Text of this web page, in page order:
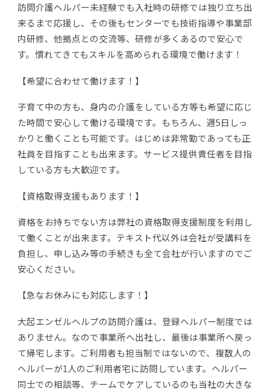
訪問介護ヘルパー未経験でも入社時の研修では独り立ち出
来るまで応援し、その後もセンターでも技術指導や事業部
内研修、他拠点との交流等、研修が多くあるので安心で
す。慣れてきてもスキルを高められる環境で働けます！
【希望に合わせて働けます！】
子育て中の方も、身内の介護をしている方等も希望に応じ
た時間で安心して働ける環境です。もちろん、週5日しっ
かりと働くことも可能です。はじめは非常勤であっても正
社員を目指すことも出来ます。サービス提供責任者を目指
している方も大歓迎です。
【資格取得支援もあります！】
資格をお持ちでない方は弊社の資格取得支援制度を利用し
て働くことが出来ます。テキスト代以外は会社が受講料を
負担し、申し込み等の手続きも全て会社が行いますのでご
安心ください。
【急なお休みにも対応します！】
大起エンゼルヘルプの訪問介護は、登録ヘルパー制度では
ありません。なので事業所へ出社し、最後は事業所へ戻っ
て帰宅します。ご利用者も担当制ではないので、複数人の
ヘルパーが1人のご利用者宅に訪問しています。ヘルパー
同士での相談等、チームでケアしているのも当社の大きな